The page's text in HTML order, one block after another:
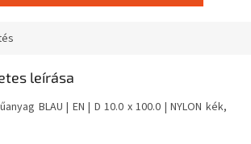
leírása
BLAU | EN | D 10.0 x 100.0 | NYLON kék,